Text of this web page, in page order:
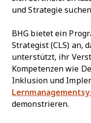
und Strategie
BHG bietet ein
Strategist (CLS) an,
unterstützt, ihr
Kompetenzen wie
Inklusion und
demonstrieren.